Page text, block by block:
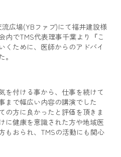
広場(YBファブ)にて福井建設様
内でTMS代表理事千葉より『こ
くために、医師からのアドバイ
を付ける事から、仕事を続けて
まで幅広い内容の講演でした
の方に良かったと評価を頂きま
に健康を意識された方や地域医
もおられ、TMSの活動にも関心